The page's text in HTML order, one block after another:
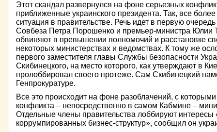
Этот скандал развернулся на фоне серьезных
приближенные украинского президента. Так, все
ситуация в правительстве. Речь идет в первую
Совбеза Петра Порошенко и премьер-министра
обвиняют в превышении полномочий и расстановке
некоторых министерствах и ведомствах. К тому же
первого заместителя главы Службы безопасности
Скибинецкого, на место которого, как утверждают в
пролоббировал своего протеже. Сам Скибинецкий
Генпрокуратуре.
Все это происходит на фоне разоблачений, с которыми
конфликта – непосредственно в самом Кабмине –
Отдельные члены правительства лоббируют интересы
коррумпированных бизнес-структур», сообщил он